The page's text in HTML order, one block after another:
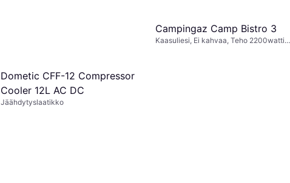
Dometic CFF-12 Compressor
Cooler 12L AC DC
Jäähdytyslaatikko
Campingaz Camp Bistro 3
Kaasuliesi, Ei kahvaa, Teho 2200watti,